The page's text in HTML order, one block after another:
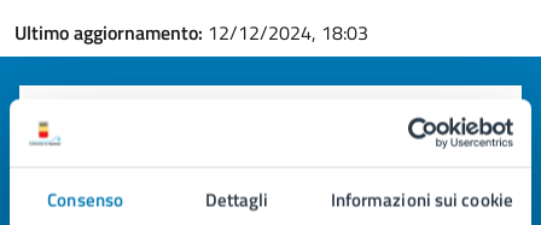
Consenso Dettagli Informazioni sui cookie
Ultimo aggiornamento: 12/12/2024, 18:03
Quanto sono chiare le informazioni su questa
pagina?
Valuta la chiarezza delle informazioni (da 1 a 5 stelle)
Seleziona il numero di stelle per valutare la chiarezza delle